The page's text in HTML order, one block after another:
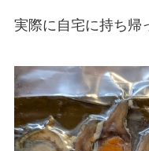
実際に自宅に持ち帰